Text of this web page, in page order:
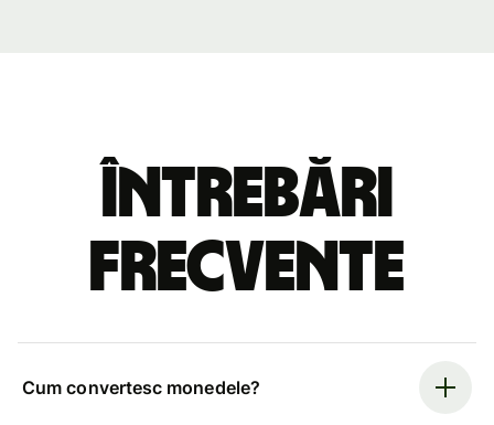
Întrebări
frecvente
Cum convertesc monedele?